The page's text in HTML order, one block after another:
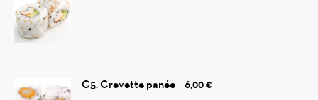
C5. Crevette panée 6,00 €